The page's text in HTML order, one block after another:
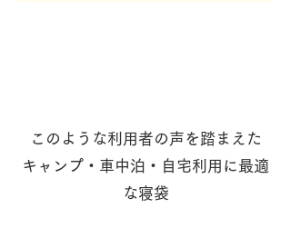
このような利用者の声を踏まえた
​キャンプ・車中泊・自宅利用に最適
な寝袋